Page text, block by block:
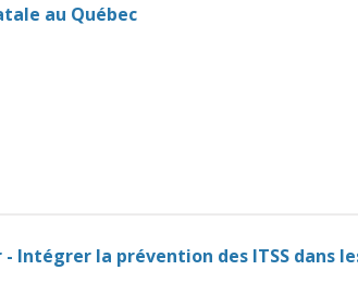
au Québec
la prévention des ITSS dans